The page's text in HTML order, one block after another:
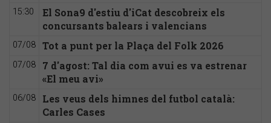
15:30
El Sona9 d'estiu d'iCat descobreix els
concursants balears i valencians
07/08 Tot a punt per la Plaça del Folk 2026
07/08
7 d'agost: Tal dia com avui es va estrenar
«El meu avi»
06/08
Les veus dels himnes del futbol català:
Carles Cases